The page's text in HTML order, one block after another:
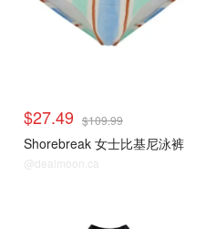
$27.49 $109.99
Shorebreak 女士比基尼泳裤
@dealmoon.ca